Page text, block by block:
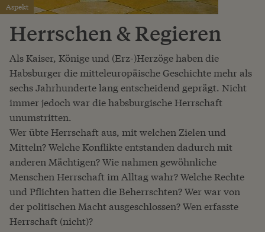
Aspekt
Herrschen & Regieren
Als Kaiser, Könige und (Erz-)Herzöge haben die
Habsburger die mitteleuropäische Geschichte mehr als
sechs Jahrhunderte lang entscheidend geprägt. Nicht
immer jedoch war die habsburgische Herrschaft
unumstritten.
Wer übte Herrschaft aus, mit welchen Zielen und
Mitteln? Welche Konflikte entstanden dadurch mit
anderen Mächtigen? Wie nahmen gewöhnliche
Menschen Herrschaft im Alltag wahr? Welche Rechte
und Pflichten hatten die Beherrschten? Wer war von
der politischen Macht ausgeschlossen? Wen erfasste
Herrschaft (nicht)?